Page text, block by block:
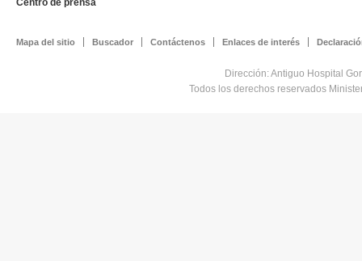
Mapa del sitio Buscador Contáctenos Enlaces de interés
Dirección: Antiguo Hospital
Todos los derechos reservados